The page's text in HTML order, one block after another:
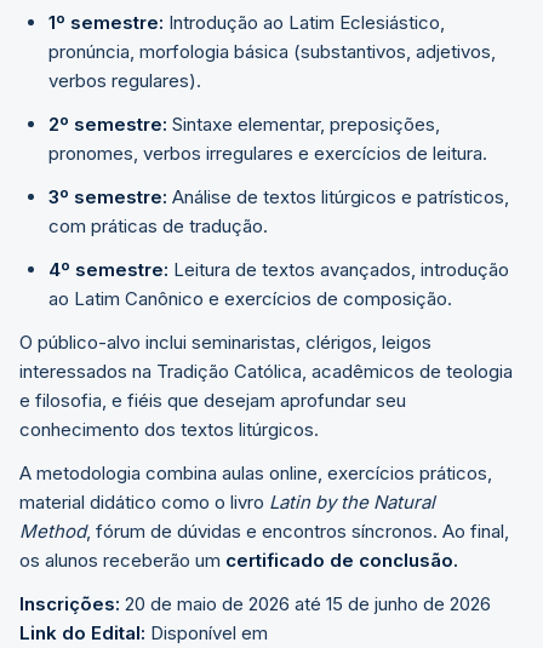
1º semestre: Introdução ao Latim Eclesiástico,
pronúncia, morfologia básica (substantivos, adjetivos,
verbos regulares).
2º semestre: Sintaxe elementar, preposições,
pronomes, verbos irregulares e exercícios de leitura.
3º semestre: Análise de textos litúrgicos e patrísticos,
com práticas de tradução.
4º semestre: Leitura de textos avançados, introdução
ao Latim Canônico e exercícios de composição.
O público-alvo inclui seminaristas, clérigos, leigos
interessados na Tradição Católica, acadêmicos de teologia
e filosofia, e fiéis que desejam aprofundar seu
conhecimento dos textos litúrgicos.
A metodologia combina aulas online, exercícios práticos,
material didático como o livro Latin by the Natural
Method, fórum de dúvidas e encontros síncronos. Ao final,
os alunos receberão um certificado de conclusão.
Inscrições: 20 de maio de 2026 até 15 de junho de 2026
Link do Edital: Disponível em